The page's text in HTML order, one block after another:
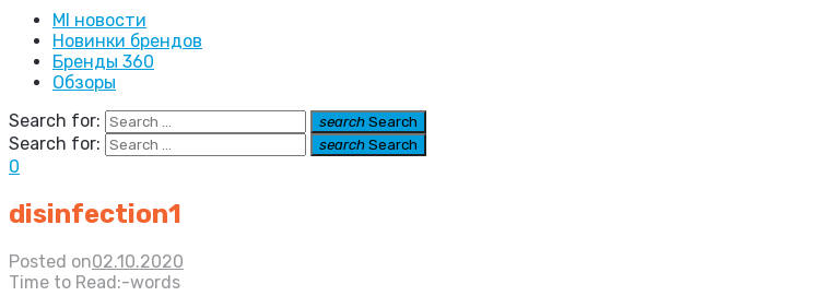
MI новости
Новинки брендов
Бренды 360
Обзоры
Search for:
search Search
Search for: search Search
0
disinfection1
Posted on02.10.2020
Time to Read:-words